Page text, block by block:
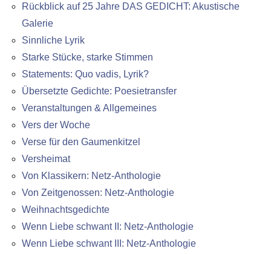
Rückblick auf 25 Jahre DAS GEDICHT: Akustische
Galerie
Sinnliche Lyrik
Starke Stücke, starke Stimmen
Statements: Quo vadis, Lyrik?
Übersetzte Gedichte: Poesietransfer
Veranstaltungen & Allgemeines
Vers der Woche
Verse für den Gaumenkitzel
Versheimat
Von Klassikern: Netz-Anthologie
Von Zeitgenossen: Netz-Anthologie
Weihnachtsgedichte
Wenn Liebe schwant II: Netz-Anthologie
Wenn Liebe schwant III: Netz-Anthologie